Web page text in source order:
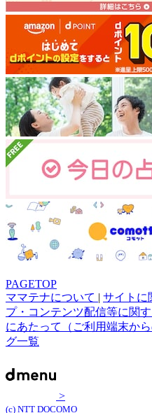
PAGETOP
ママテナについて | サイトに
プ・コンテンツ配信等に関
にあたって（ご利用端末か
グ一覧
>
(c) NTT DOCOMO